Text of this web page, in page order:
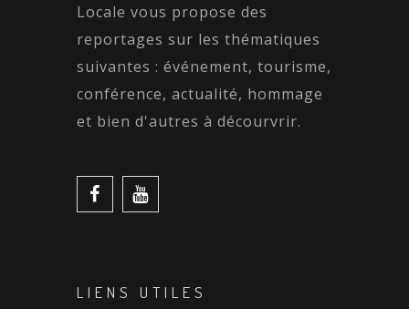
Locale vous propose des
reportages sur les thématiques
suivantes : événement, tourisme,
conférence, actualité, hommage
et bien d'autres à décourvrir.
LIENS UTILES